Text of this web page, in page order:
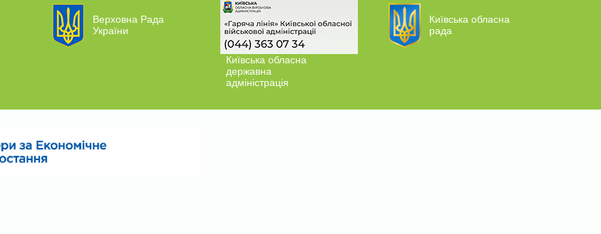
Верховна Рада
України
Київська обласна
державна
адміністрація
Київська обласна
рада